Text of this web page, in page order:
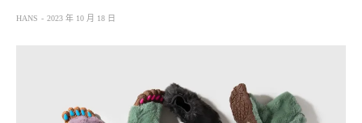
HANS 2023 年 10 月 18 日